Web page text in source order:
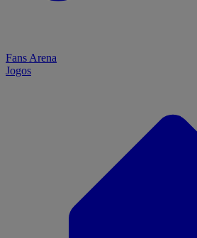
Fans Arena
Jogos